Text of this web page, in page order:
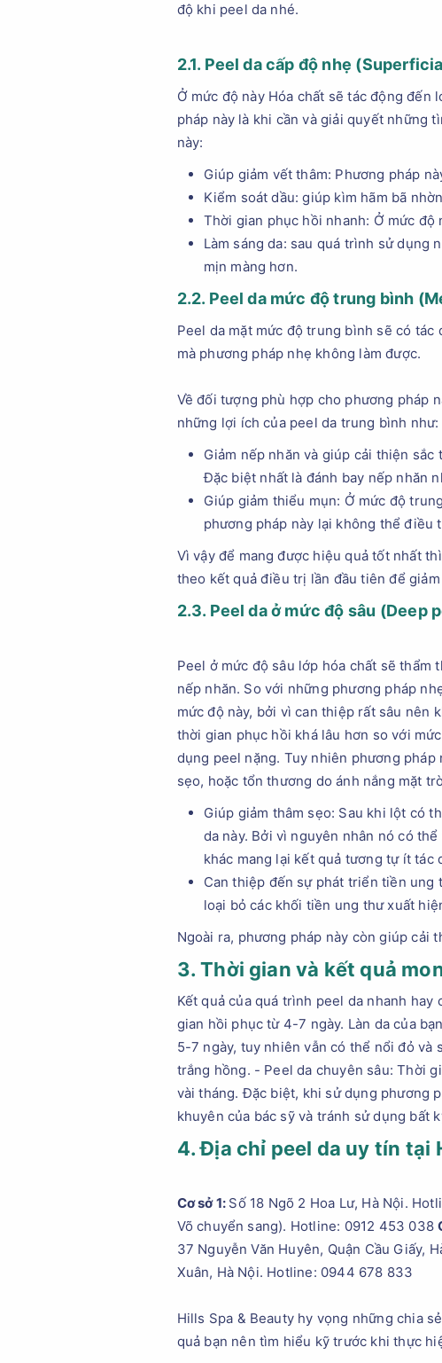
độ khi peel da nhé.
2.1. Peel da cấp độ nhẹ (
Ở mức độ này Hóa chất sẽ tác động
pháp này là khi cần và giải quyết những
này:
Giúp giảm vết thâm: Phương pháp
Kiểm soát dầu: giúp kìm hãm bã
Thời gian phục hồi nhanh: Ở mức
Làm sáng da: sau quá trình sử dụng
mịn màng hơn.
2.2. Peel da mức độ trung bình (
Peel da mặt mức độ trung bình sẽ có
mà phương pháp nhẹ không làm được.
Về đối tượng phù hợp cho phương pháp
những lợi ích của peel da trung bình như:
Giảm nếp nhăn và giúp cải thiện
Đặc biệt nhất là đánh bay nếp nhăn
Giúp giảm thiểu mụn: Ở mức độ
phương pháp này lại không thể
Vì vậy để mang được hiệu quả tốt nhất
theo kết quả điều trị lần đầu tiên để
2.3. Peel da ở mức độ sâu (Deep
Peel ở mức độ sâu lớp hóa chất sẽ thẩm
nếp nhăn. So với những phương pháp
mức độ này, bởi vì can thiệp rất sâu nên
thời gian phục hồi khá lâu hơn so với
dụng peel nặng. Tuy nhiên phương
sẹo, hoặc tổn thương do ánh nắng mặt
Giúp giảm thâm sẹo: Sau khi lột có
da này. Bởi vì nguyên nhân nó có
khác mang lại kết quả tương tự ít
Can thiệp đến sự phát triển tiền ung
loại bỏ các khối tiền ung thư xuất
Ngoài ra, phương pháp này còn giúp cải
3. Thời gian và kết quả
Kết quả của quá trình peel da nhanh
gian hồi phục từ 4-7 ngày. Làn da của
5-7 ngày, tuy nhiên vẫn có thể nổi đỏ và
trắng hồng. - Peel da chuyên sâu: Thời
vài tháng. Đặc biệt, khi sử dụng phương
khuyên của bác sỹ và tránh sử dụng bất
4. Địa chỉ peel da uy tín tại
Cơ sở 1: Số 18 Ngõ 2 Hoa Lư, Hà Nội.
Võ chuyển sang). Hotline: 0912 453 038
37 Nguyễn Văn Huyên, Quận Cầu Giấy,
Xuân, Hà Nội. Hotline: 0944 678 833
Hills Spa & Beauty hy vọng những chia
quả bạn nên tìm hiểu kỹ trước khi thực